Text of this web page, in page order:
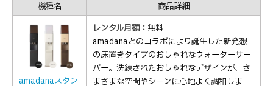
機種名
商品詳細
amadanaスタン
レンタル月額： 無料
amadanaとのコラボにより誕生した新発想
の床置きタイプのおしゃれなウォーターサー
バー。洗練されたおしゃれなデザインが、さ
まざまな空間やシーンに心地よく調和しま